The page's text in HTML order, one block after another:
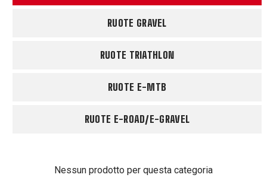
RUOTE GRAVEL
RUOTE TRIATHLON
RUOTE E-MTB
RUOTE E-ROAD/E-GRAVEL
Nessun prodotto per questa categoria